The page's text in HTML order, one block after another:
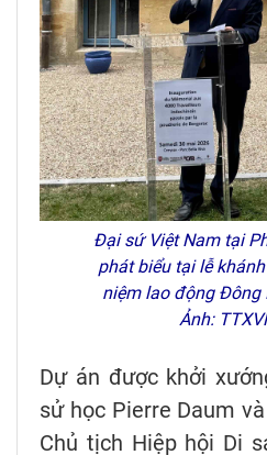
Đại sứ Việt Nam tại
phát biểu tại lễ
niệm lao động Đông
Ảnh:
Dự án được khởi
sử học Pierre Daum
Chủ tịch Hiệp hội Di